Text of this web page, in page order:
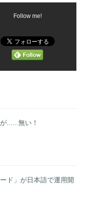
Follow me!
......無い！
ド」が日本語で運用開